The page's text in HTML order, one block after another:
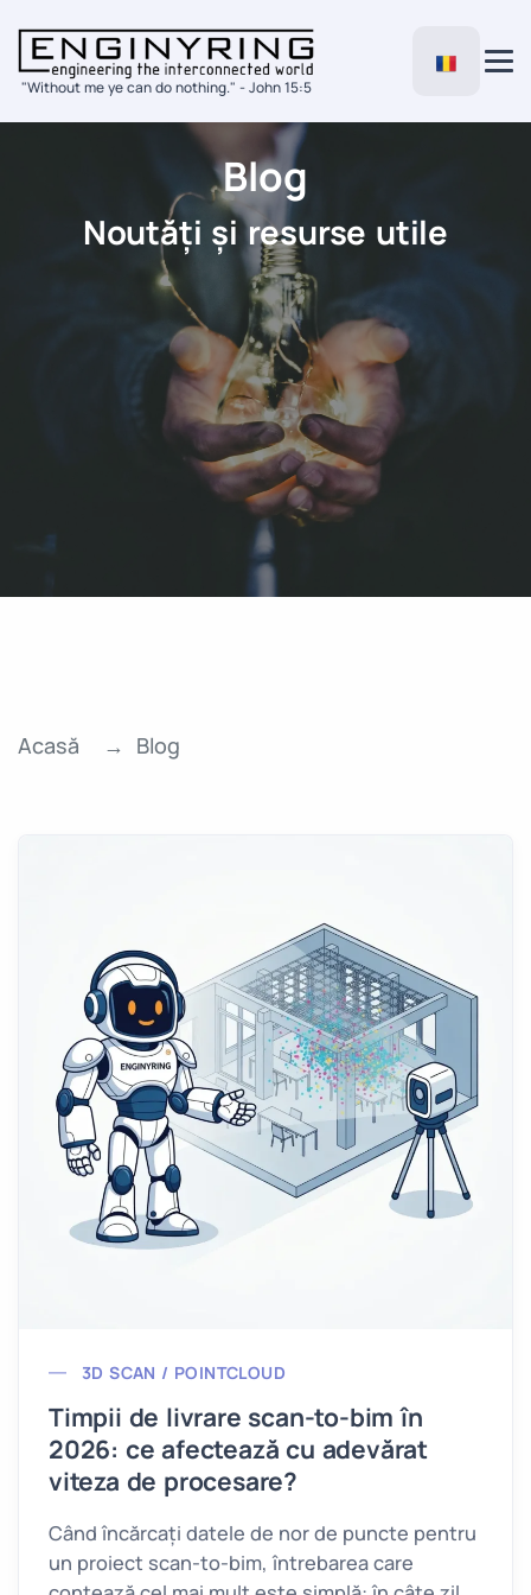
"Without me ye can do nothing." - John 15:5
Blog
Noutăți și resurse utile
Acasă Blog
3D SCAN / POINTCLOUD
Timpii de livrare scan-to-bim în
2026: ce afectează cu adevărat
viteza de procesare?
Când încărcați datele de nor de puncte pentru
un proiect scan-to-bim, întrebarea care